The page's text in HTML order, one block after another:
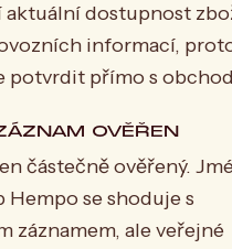
dostupnost
informací,
potvrdit přímo s
OVĚŘEN
částečně ověřený.
Hempo se shoduje s
záznamem, ale veřejné